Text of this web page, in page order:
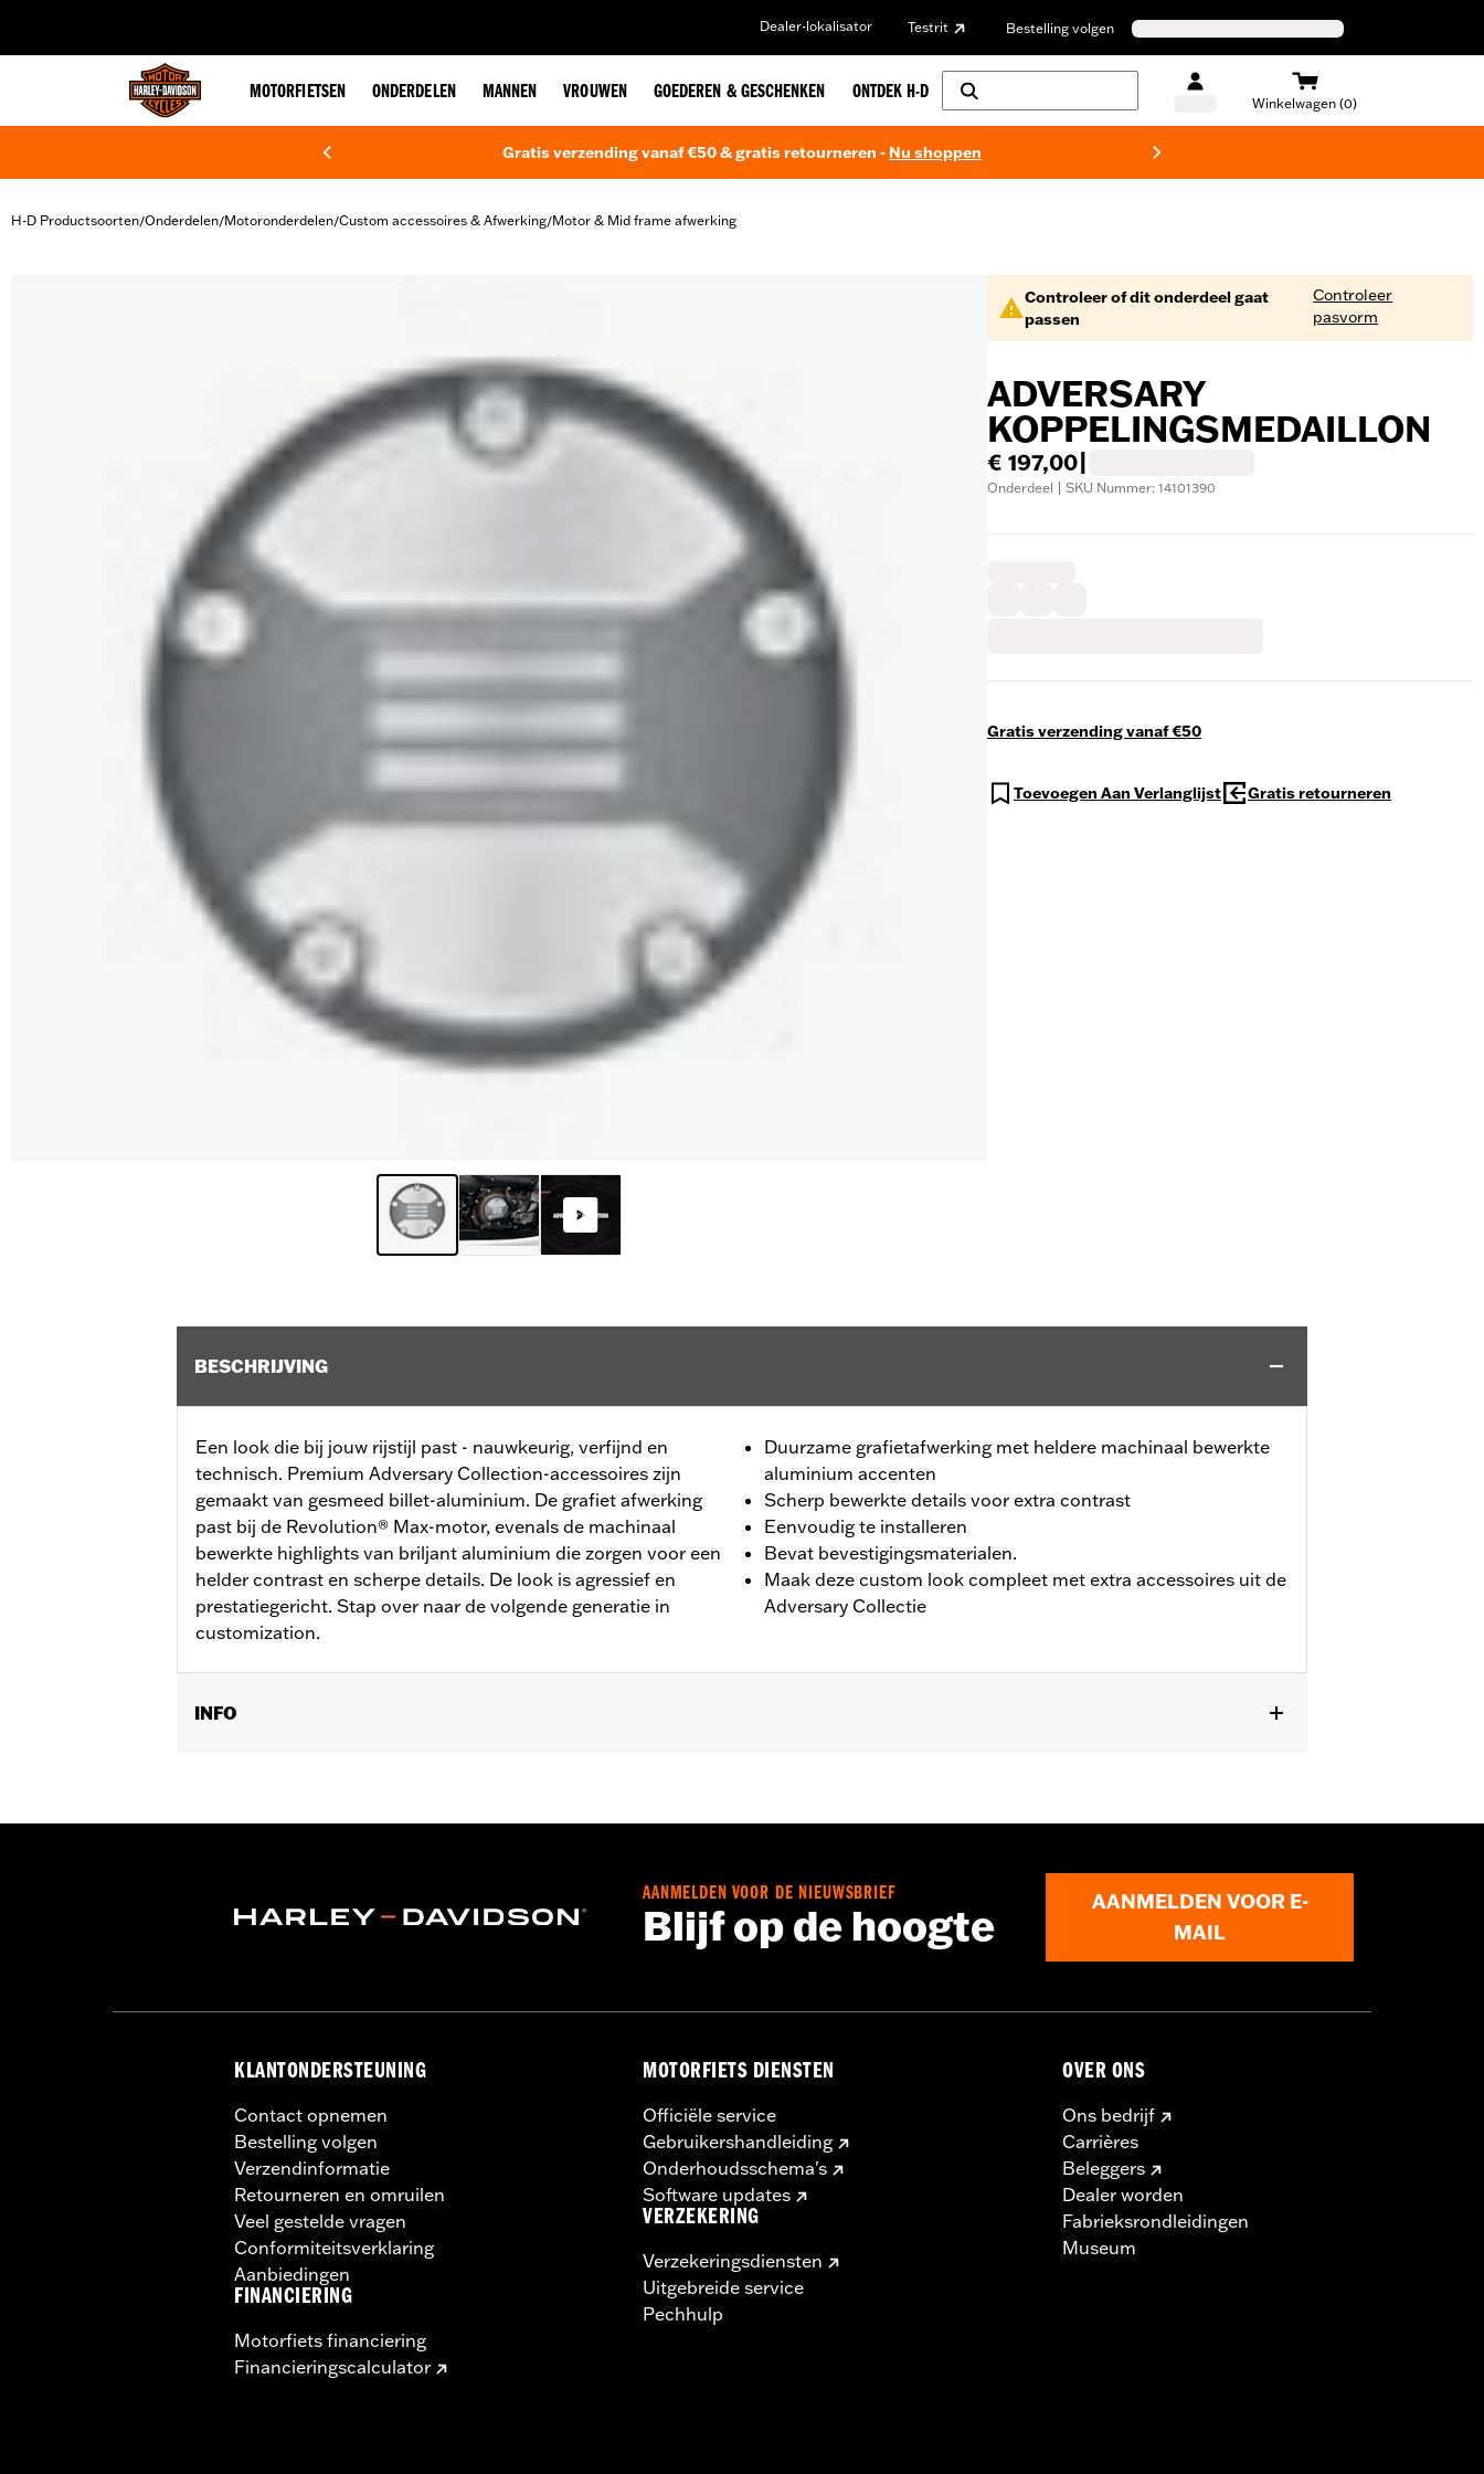
Dealer-lokalisator Testrit Bestelling volgen
MOTORFIETSEN ONDERDELEN MANNEN VROUWEN GOEDEREN & GESCHENKEN ONTDEK H-D
Winkelwagen (0)
Gratis verzending vanaf €50 & gratis retourneren - Nu shoppen
H-D Productsoorten/Onderdelen/Motoronderdelen/Custom accessoires & Afwerking/Motor & Mid frame afwerking
Controleer of dit onderdeel gaat
passen
Controleer
pasvorm
ADVERSARY
KOPPELINGSMEDAILLON
€ 197,00
Onderdeel | SKU Nummer: 14101390
Gratis verzending vanaf €50
Toevoegen Aan Verlanglijst Gratis retourneren
BESCHRIJVING
Een look die bij jouw rijstijl past - nauwkeurig, verfijnd en
technisch. Premium Adversary Collection-accessoires zijn
gemaakt van gesmeed billet-aluminium. De grafiet afwerking
past bij de Revolution® Max-motor, evenals de machinaal
bewerkte highlights van briljant aluminium die zorgen voor een
helder contrast en scherpe details. De look is agressief en
prestatiegericht. Stap over naar de volgende generatie in
customization.
Duurzame grafietafwerking met heldere machinaal bewerkte
aluminium accenten
Scherp bewerkte details voor extra contrast
Eenvoudig te installeren
Bevat bevestigingsmaterialen.
Maak deze custom look compleet met extra accessoires uit de
Adversary Collectie
INFO
Collectie:Adversary
AANMELDEN VOOR DE NIEUWSBRIEF
Blijf op de hoogte
AANMELDEN VOOR E-
MAIL
KLANTONDERSTEUNING
Contact opnemen
Bestelling volgen
Verzendinformatie
Retourneren en omruilen
Veel gestelde vragen
Conformiteitsverklaring
Aanbiedingen
FINANCIERING
Motorfiets financiering
Financieringscalculator
MOTORFIETS DIENSTEN
Officiële service
Gebruikershandleiding
Onderhoudsschema's
Software updates
VERZEKERING
Verzekeringsdiensten
Uitgebreide service
Pechhulp
OVER ONS
Ons bedrijf
Carrières
Beleggers
Dealer worden
Fabrieksrondleidingen
Museum